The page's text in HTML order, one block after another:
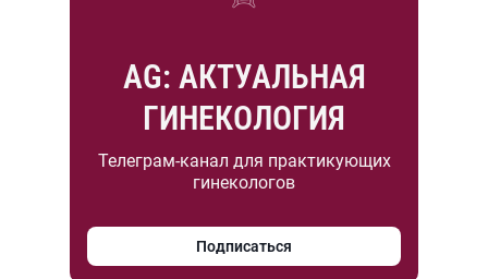
AG: АКТУАЛЬНАЯ
ГИНЕКОЛОГИЯ
Телеграм-канал для практикующих
гинекологов
Подписаться